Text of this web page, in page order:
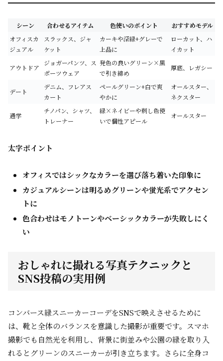
シーン 合わせるアイテム 色使いのポイント
おすすめモデル
オフィスカ
ジュアル
スラックス、ジャ
ケット
カーキや深緑+グレーで
上品に
ローカット、ハ
イカット
アウトドア
ジョガーパンツ、ス
ポーツウェア
発色の良いグリーン×黒
で引き締め
厚底、レガシー
デート
デニム、フレアス
カート
ペールグリーン+白で爽
やかに
オールスター、
ネクスター
通学
チノパン、シャツ、
トレーナー
緑×ネイビーや刺し色使
いで個性アピール
オールスター
太字ポイント
オフィスではシックなカラーを選び落ち着いた印象に
カジュアルシーンは明るめグリーンや蛍光系でアクセン
トに
色合わせはモノトーンやベーシックカラーが失敗しにく
い
おしゃれに撮れる写真テクニックと
SNS投稿の実用例
コンバース緑スニーカーコーデをSNSで映えさせるために
は、靴と全体のバランスを意識した撮影が重要です。スマホ
撮影でも自然光を利用し、背景に街並みや公園の緑を取り入
れるとグリーンのスニーカーが引き立ちます。さらに全身コ